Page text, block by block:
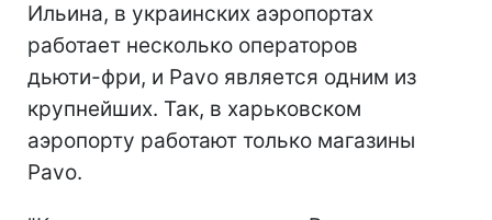
Ильина, в украинских аэропортах
работает несколько операторов
дьюти-фри, и Pavo является одним из
крупнейших. Так, в харьковском
аэропорту работают только магазины
Pavo.